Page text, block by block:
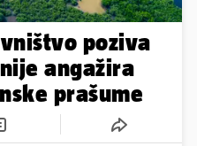
poziva
angažira
prašume